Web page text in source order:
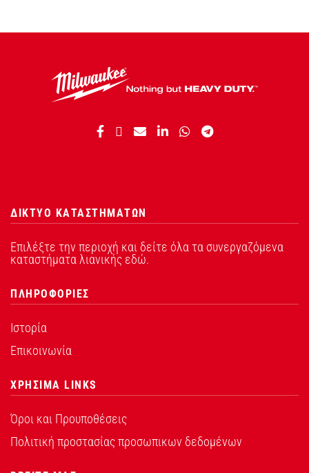
ΔΙΚΤΥΟ ΚΑΤΑΣΤΗΜΑΤΩΝ
Επιλέξτε την περιοχή και δείτε όλα τα συνεργαζόμενα
καταστήματα λιανικής εδώ.
ΠΛΗΡΟΦΟΡΙΕΣ
Ιστορία
Επικοινωνία
ΧΡΗΣΙΜΑ LINKS
Όροι και Προυποθέσεις
Πολιτική προστασίας προσωπικων δεδομένων